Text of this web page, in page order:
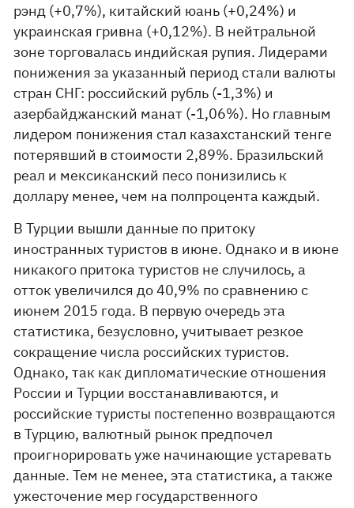
рэнд (+0,7%), китайский юань (+0,24%) и
украинская гривна (+0,12%). В нейтральной
зоне торговалась индийская рупия. Лидерами
понижения за указанный период стали валюты
стран СНГ: российский рубль (-1,3%) и
азербайджанский манат (-1,06%). Но главным
лидером понижения стал казахстанский тенге
потерявший в стоимости 2,89%. Бразильский
реал и мексиканский песо понизились к
доллару менее, чем на полпроцента каждый.
В Турции вышли данные по притоку
иностранных туристов в июне. Однако и в июне
никакого притока туристов не случилось, а
отток увеличился до 40,9% по сравнению с
июнем 2015 года. В первую очередь эта
статистика, безусловно, учитывает резкое
сокращение числа российских туристов.
Однако, так как дипломатические отношения
России и Турции восстанавливаются, и
российские туристы постепенно возвращаются
в Турцию, валютный рынок предпочел
проигнорировать уже начинающие устаревать
данные. Тем не менее, эта статистика, а также
ужесточение мер государственного